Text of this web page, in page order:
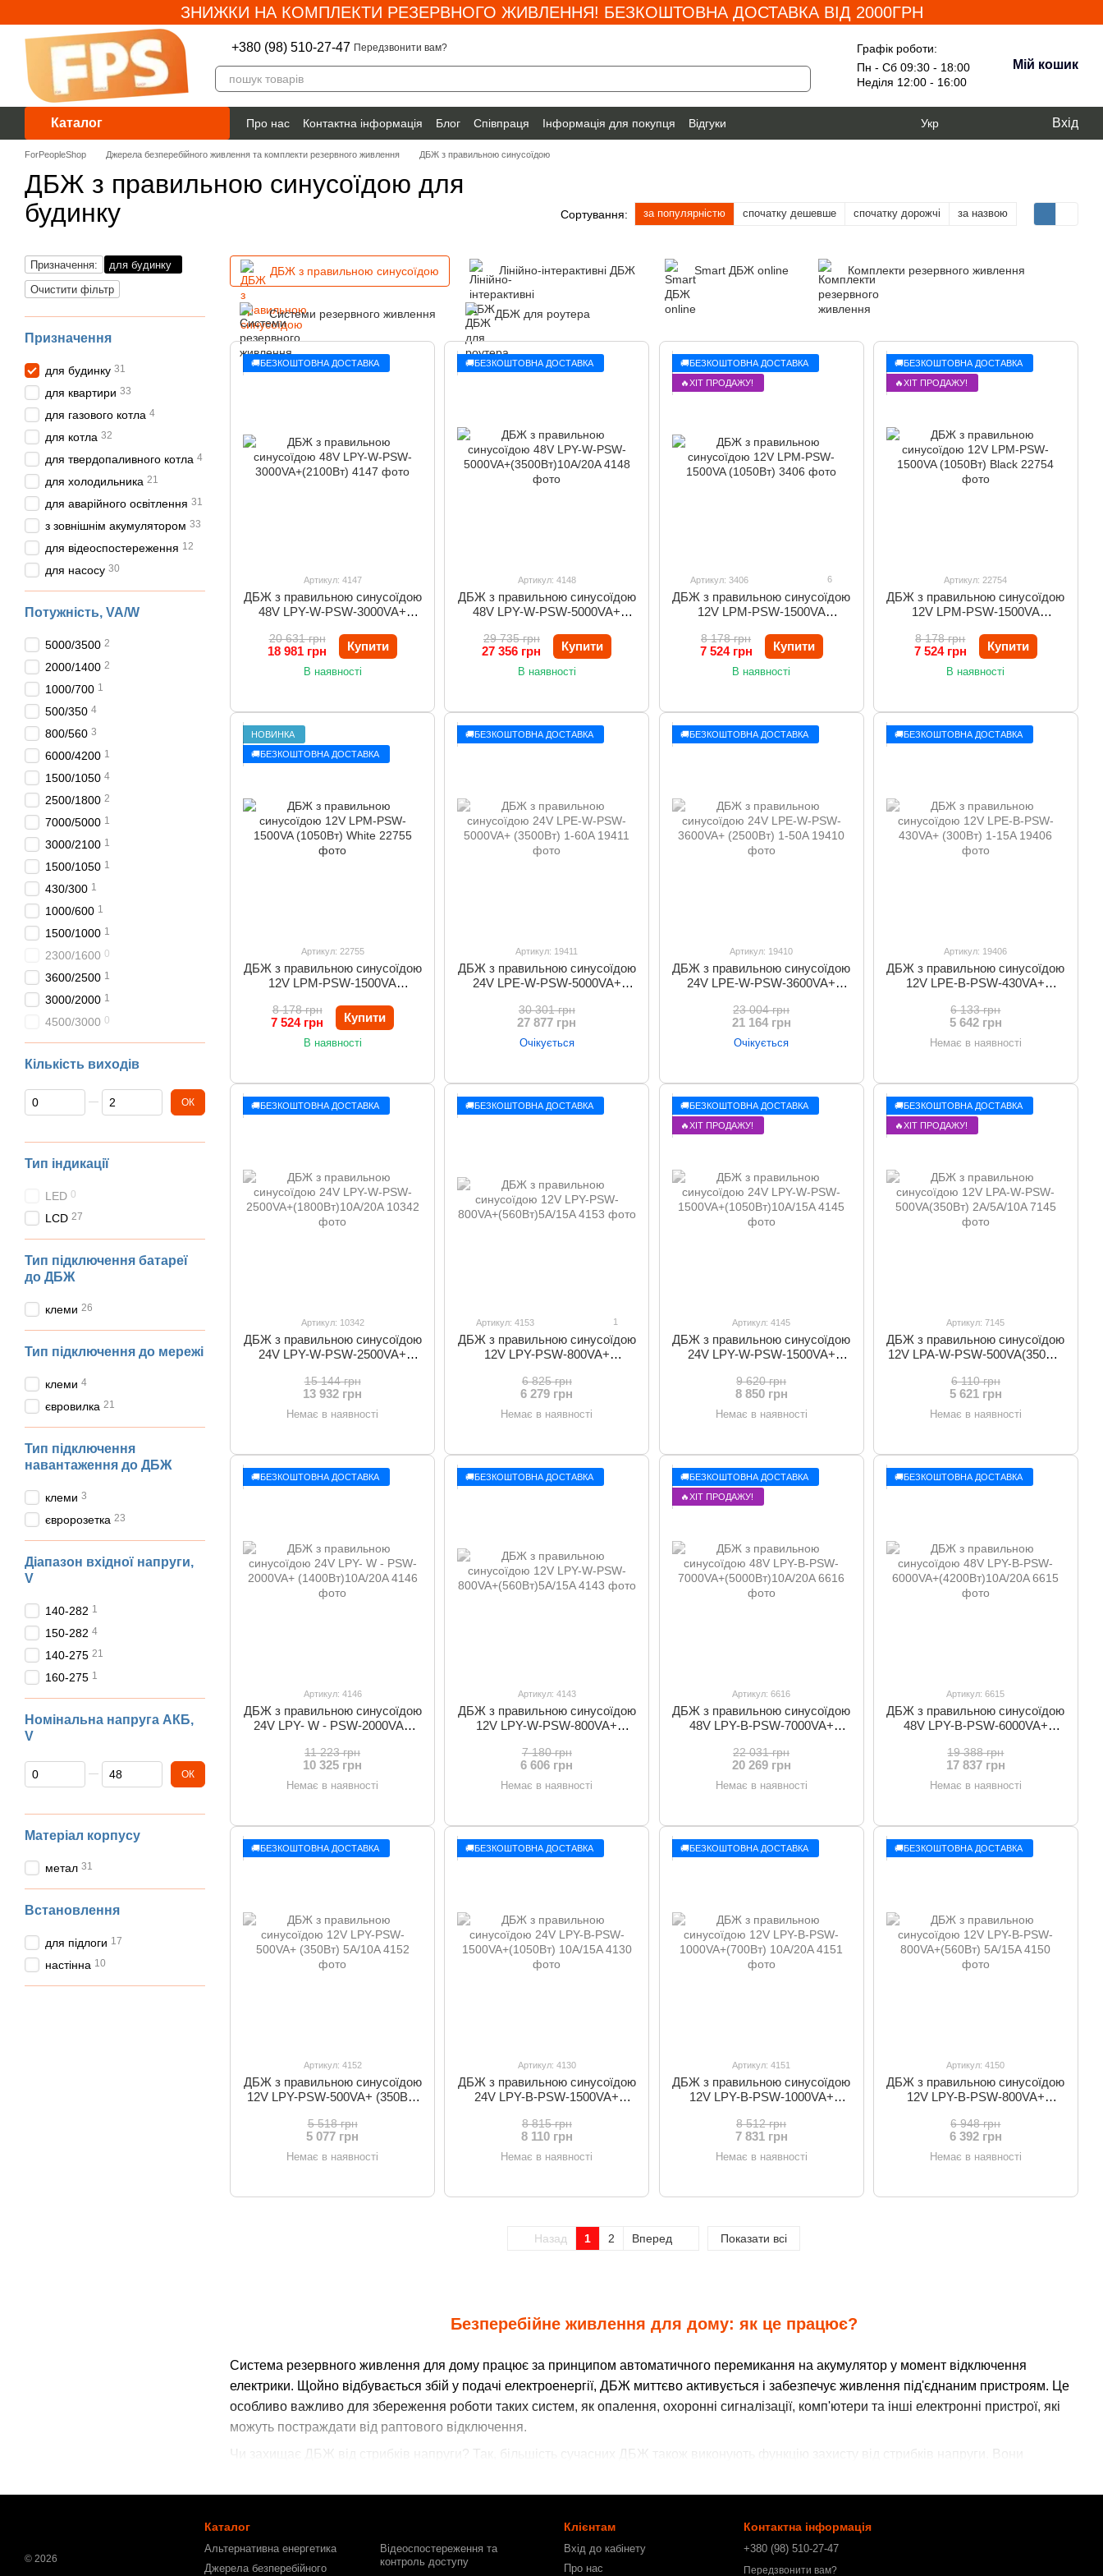
Перейти до основного контентуЗНИЖКИ НА КОМПЛЕКТИ РЕЗЕРВНОГО ЖИВЛЕННЯ! БЕЗКОШТОВНА ДОСТАВКА ВІД 2000ГРН
+380 (98) 510-27-47 Передзвонити вам?
Графік роботи:
Пн - Сб 09:30 - 18:00
Неділя 12:00 - 16:00
Мій кошик
Каталог Про нас Контактна інформація Блог Співпраця Інформація для покупця
Відгуки
Гарантія
Укр Вхід
ForPeopleShop Джерела безперебійного живлення та комплекти резервного живлення ДБЖ з правильною синусоїдою
ДБЖ з правильною синусоїдою для
будинку
Сортування: за популярністю спочатку дешевше спочатку дорожчі за назвою
ДБЖ з правильною синусоїдою Лінійно-інтерактивні ДБЖ Smart ДБЖ online Комплекти резервного живлення
Системи резервного живлення ДБЖ для роутера
Безперебійне живлення для дому: як це працює?
Система резервного живлення для дому працює за принципом автоматичного перемикання на акумулятор у момент відключення
електрики. Щойно відбувається збій у подачі електроенергії, ДБЖ миттєво активується і забезпечує живлення під'єднаним пристроям. Це
особливо важливо для збереження роботи таких систем, як опалення, охоронні сигналізації, комп'ютери та інші електронні пристрої, які
можуть постраждати від раптового відключення.
Чи захищає ДБЖ від стрибків напруги? Так, більшість сучасних ДБЖ також виконують функцію захисту від стрибків напруги. Вони
пристрої від перебоїв у подачі електрики, а й забезпечуєте їхню безпеку від високих або низьких значень напруги.
Чому потрібно купити безперебійник для дому
Простота встановлення та обслуговування
🚚БЕЗКОШТОВНА ДОСТАВКА
Артикул: 4147
ДБЖ з правильною синусоїдою
48V LPY-W-PSW-3000VA+
20 631 грн
18 981 грн Купити
В наявності
🚚БЕЗКОШТОВНА ДОСТАВКА
Артикул: 4148
ДБЖ з правильною синусоїдою
48V LPY-W-PSW-5000VA+
29 735 грн
27 356 грн Купити
В наявності
🚚БЕЗКОШТОВНА ДОСТАВКА
🔥ХІТ ПРОДАЖУ!
Артикул: 3406 6
ДБЖ з правильною синусоїдою
12V LPM-PSW-1500VA
8 178 грн
7 524 грн Купити
В наявності
🚚БЕЗКОШТОВНА ДОСТАВКА
🔥ХІТ ПРОДАЖУ!
Артикул: 22754
ДБЖ з правильною синусоїдою
12V LPM-PSW-1500VA
8 178 грн
7 524 грн Купити
В наявності
НОВИНКА
🚚БЕЗКОШТОВНА ДОСТАВКА
Артикул: 22755
ДБЖ з правильною синусоїдою
12V LPM-PSW-1500VA
8 178 грн
7 524 грн Купити
В наявності
🚚БЕЗКОШТОВНА ДОСТАВКА
Артикул: 19411
ДБЖ з правильною синусоїдою
24V LPE-W-PSW-5000VA+
30 301 грн
27 877 грн
Очікується
🚚БЕЗКОШТОВНА ДОСТАВКА
Артикул: 19410
ДБЖ з правильною синусоїдою
24V LPE-W-PSW-3600VA+
23 004 грн
21 164 грн
Очікується
🚚БЕЗКОШТОВНА ДОСТАВКА
Артикул: 19406
ДБЖ з правильною синусоїдою
12V LPE-B-PSW-430VA+
6 133 грн
5 642 грн
Немає в наявності
🚚БЕЗКОШТОВНА ДОСТАВКА
Артикул: 10342
ДБЖ з правильною синусоїдою
24V LPY-W-PSW-2500VA+
15 144 грн
13 932 грн
Немає в наявності
🚚БЕЗКОШТОВНА ДОСТАВКА
Артикул: 4153 1
ДБЖ з правильною синусоїдою
12V LPY-PSW-800VA+
6 825 грн
6 279 грн
Немає в наявності
🚚БЕЗКОШТОВНА ДОСТАВКА
🔥ХІТ ПРОДАЖУ!
Артикул: 4145
ДБЖ з правильною синусоїдою
24V LPY-W-PSW-1500VA+
9 620 грн
8 850 грн
Немає в наявності
🚚БЕЗКОШТОВНА ДОСТАВКА
🔥ХІТ ПРОДАЖУ!
Артикул: 7145
ДБЖ з правильною синусоїдою
12V LPA-W-PSW-500VA(350Вт)
6 110 грн
5 621 грн
Немає в наявності
🚚БЕЗКОШТОВНА ДОСТАВКА
Артикул: 4146
ДБЖ з правильною синусоїдою
24V LPY- W - PSW-2000VA+
11 223 грн
10 325 грн
Немає в наявності
🚚БЕЗКОШТОВНА ДОСТАВКА
Артикул: 4143
ДБЖ з правильною синусоїдою
12V LPY-W-PSW-800VA+
7 180 грн
6 606 грн
Немає в наявності
🚚БЕЗКОШТОВНА ДОСТАВКА
🔥ХІТ ПРОДАЖУ!
Артикул: 6616
ДБЖ з правильною синусоїдою
48V LPY-B-PSW-7000VA+
22 031 грн
20 269 грн
Немає в наявності
🚚БЕЗКОШТОВНА ДОСТАВКА
Артикул: 6615
ДБЖ з правильною синусоїдою
48V LPY-B-PSW-6000VA+
19 388 грн
17 837 грн
Немає в наявності
🚚БЕЗКОШТОВНА ДОСТАВКА
Артикул: 4152
ДБЖ з правильною синусоїдою
12V LPY-PSW-500VA+ (350Вт)
5 518 грн
5 077 грн
Немає в наявності
🚚БЕЗКОШТОВНА ДОСТАВКА
Артикул: 4130
ДБЖ з правильною синусоїдою
24V LPY-B-PSW-1500VA+
8 815 грн
8 110 грн
Немає в наявності
🚚БЕЗКОШТОВНА ДОСТАВКА
Артикул: 4151
ДБЖ з правильною синусоїдою
12V LPY-B-PSW-1000VA+
8 512 грн
7 831 грн
Немає в наявності
🚚БЕЗКОШТОВНА ДОСТАВКА
Артикул: 4150
ДБЖ з правильною синусоїдою
12V LPY-B-PSW-800VA+
6 948 грн
6 392 грн
Немає в наявності
Назад 1 2 Вперед Показати всі
Призначення:
для будинку
Очистити фільтр
Призначення
для будинку 31
для квартири 33
для газового котла 4
для котла 32
для твердопаливного котла 4
для холодильника 21
для аварійного освітлення 31
з зовнішнім акумулятором 33
для відеоспостереження 12
для насосу 30
Потужність, VA/W
5000/3500 2
2000/1400 2
1000/700 1
500/350 4
800/560 3
6000/4200 1
1500/1050 4
2500/1800 2
7000/5000 1
3000/2100 1
1500/1050 1
430/300 1
1000/600 1
1500/1000 1
2300/1600 0
3600/2500 1
3000/2000 1
4500/3000 0
Кількість виходів
Від Кількість виходів
До Кількість виходів ОК
Тип індикації
LED 0
LCD 27
Тип підключення батареї
до ДБЖ
клеми 26
Тип підключення до мережі
клеми 4
євровилка 21
Тип підключення
навантаження до ДБЖ
клеми 3
євророзетка 23
Діапазон вхідної напруги,
V
140-282 1
150-282 4
140-275 21
160-275 1
Номінальна напруга АКБ,
V
Від Номінальна напруга АКБ, V
До Номінальна напруга АКБ, VОК
Матеріал корпусу
метал 31
Встановлення
для підлоги 17
настінна 10
© 2026
Каталог
Альтернативна енергетика
Джерела безперебійного
Відеоспостереження та
контроль доступу
Клієнтам
Вхід до кабінету
Про нас
Контактна інформація
+380 (98) 510-27-47
Передзвонити вам?